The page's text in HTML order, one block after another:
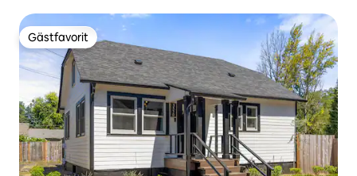
Gästfavorit
Gästfavorit